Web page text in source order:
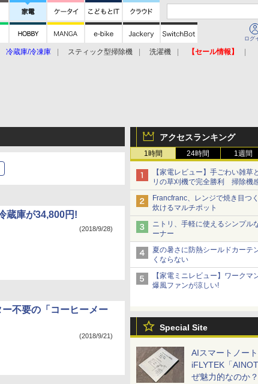
ログ
冷蔵庫/冷凍庫 スティック型掃除機 洗濯機
【セール情報】
アクセスランキング
1時間 24時間 1週間
【家電レビュー】手ごわい雑草
リの草刈機で完全勝利 掃除機
Francfranc、レンジで焼き目つ
炊けるマルチポット
ニトリ、手軽に使えるシンプル
ーナー
夏の暑さに防熱シールドカー
くならない
【家電ミニレビュー】ワークマ
爆風ファンが涼しい!
Special Site
AIスマートノー
iFLYTEK「
ぜ魅力的なのか？
蔵庫が34,800円!
(2018/9/28)
不要の「コーヒーメー
(2018/9/21)